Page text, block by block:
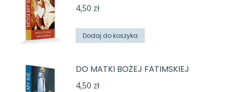
4,50 zł
Dodaj do koszyka
DO MATKI BOŻEJ FATIMSKIEJ
4,50 zł